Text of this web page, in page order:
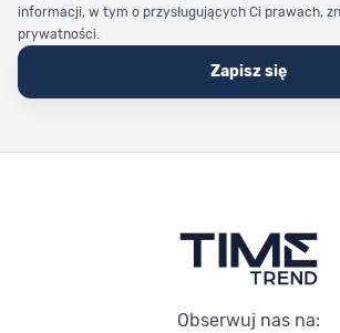
informacji, w tym o przysługujących Ci prawach,
prywatności.
Zapisz się
Obserwuj nas na: